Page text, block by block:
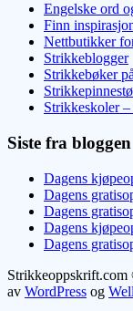
Engelske ord
Finn
Nettbutikker
Strikkeblogger
Strikkebøker
Strikkeskoler
Siste fra bloggen
Dagens
Dagens
Dagens
Dagens
Dagens
Strikkeoppskrift.com
av WordPress og